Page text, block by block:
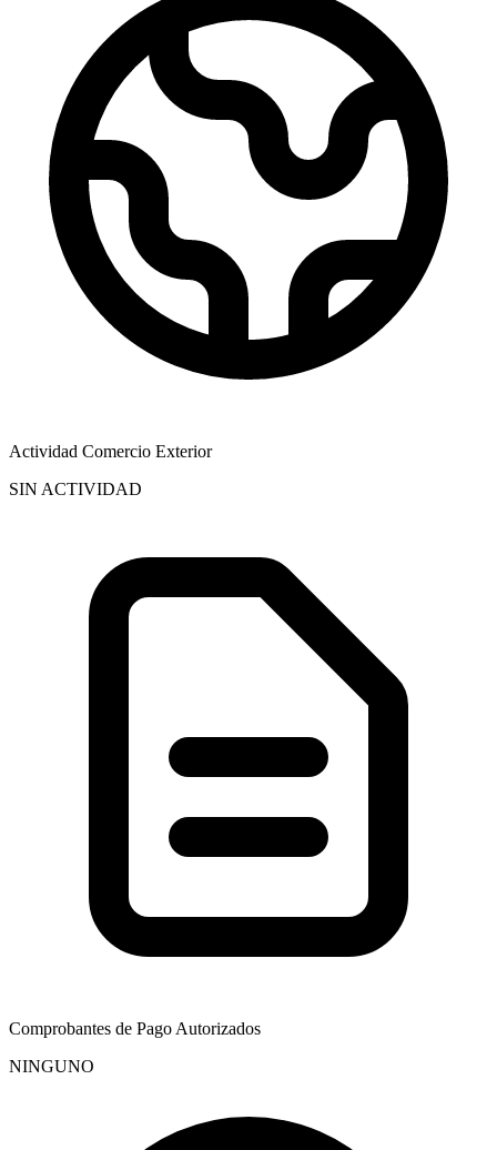
Actividad Comercio Exterior
SIN ACTIVIDAD
Comprobantes de Pago Autorizados
NINGUNO